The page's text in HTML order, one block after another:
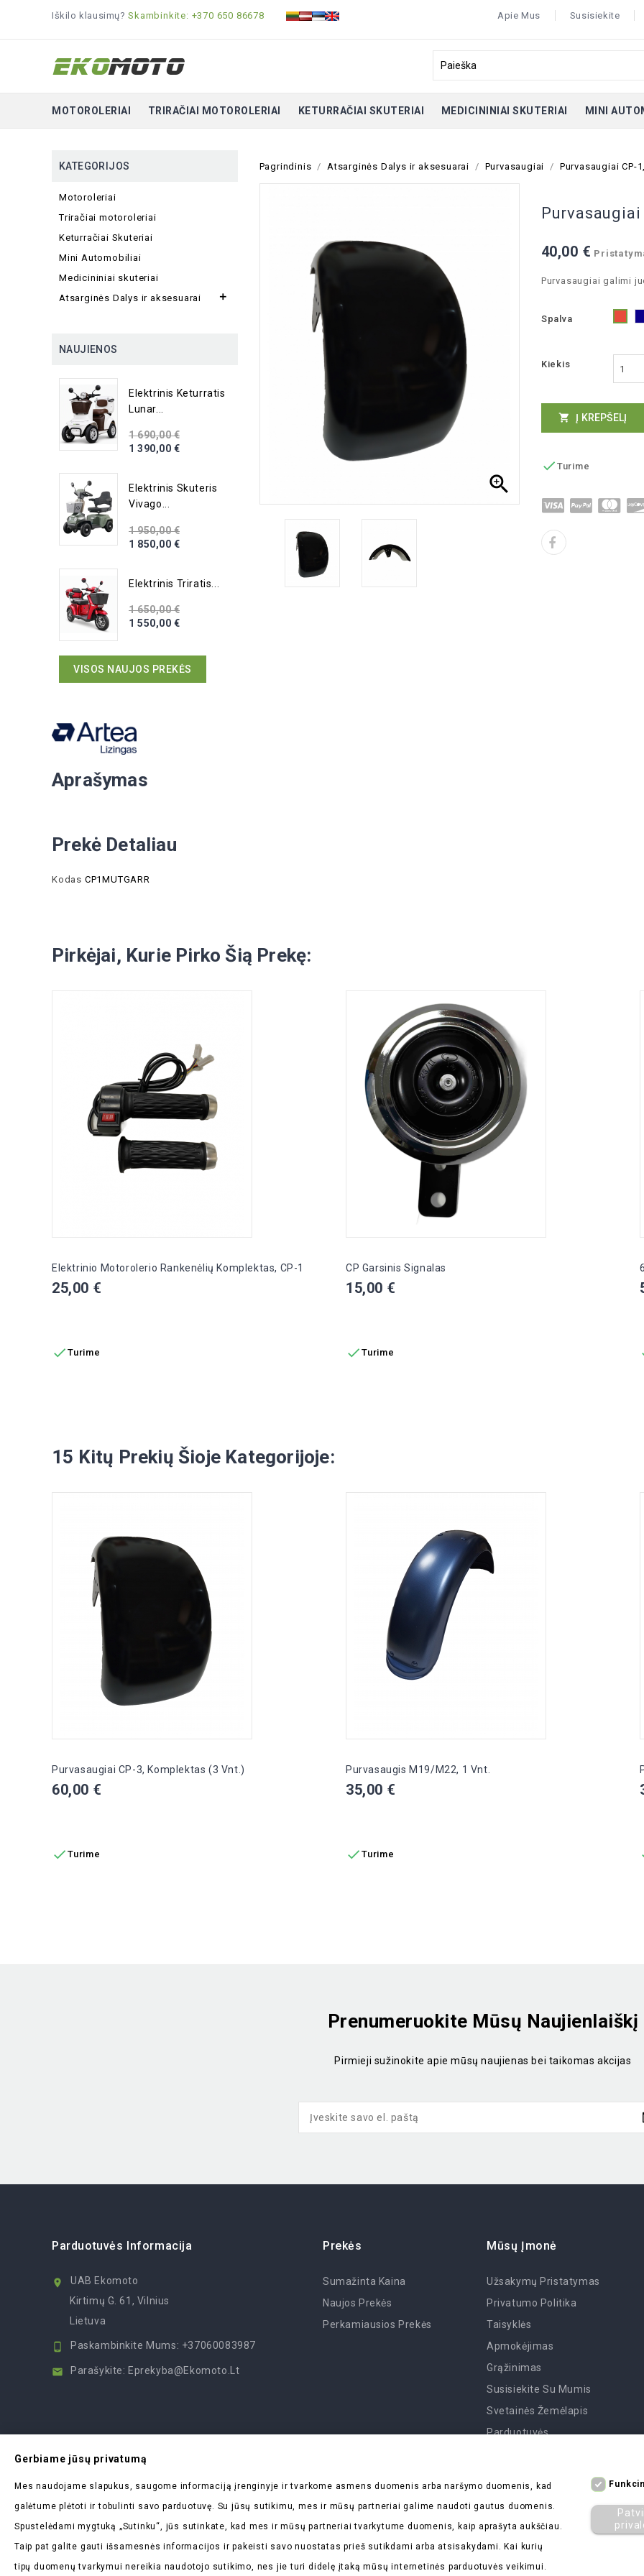
Iškilo klausimų?Skambinkite: +370 650 86678 Apie Mus Susisiekite
MOTOROLERIAI TRIRAČIAI MOTOROLERIAI KETURRAČIAI SKUTERIAI MEDICININIAI SKUTERIAI MINI
KATEGORIJOS
Motoroleriai
Triračiai motoroleriai
Keturračiai Skuteriai
Mini Automobiliai
Medicininiai skuteriai
Atsarginės Dalys ir aksesuarai

NAUJIENOS
Elektrinis Keturratis
Lunar...
1 690,00 €
1 390,00 €
Elektrinis Skuteris
Vivago...
1 950,00 €
1 850,00 €
Elektrinis Triratis...
1 650,00 €
1 550,00 €
VISOS NAUJOS PREKĖS
Pagrindinis Atsarginės Dalys ir aksesuarai Purvasaugiai Purvasaugiai CP-

40,00 €
Purvasaugiai galimi
Spalva
Kiekis
 Į KREPŠELĮ
 Turime
Aprašymas
Prekė Detaliau
Kodas CP1MUTGARR
Pirkėjai, Kurie Pirko Šią Prekę:
Elektrinio Motorolerio Rankenėlių Komplektas, CP-1
Kaina
25,00 €
 Turime
CP Garsinis Signalas
Kaina
15,00 €
 Turime
15 Kitų Prekių Šioje Kategorijoje:
Purvasaugiai CP-3, Komplektas (3 Vnt.)
Kaina
60,00 €
 Turime
Purvasaugis M19/M22, 1 Vnt.
Kaina
35,00 €
 Turime
Prenumeruokite Mūsų Naujienlaiškį
Pirmieji sužinokite apie mūsų naujienas bei taikomas akcijas
Parduotuvės Informacija

UAB Ekomoto
Kirtimų G. 61, Vilnius
Lietuva
 Paskambinkite Mums: +37060083987
 Parašykite: Eprekyba@ekomoto.lt
Prekės
Sumažinta Kaina
Naujos Prekės
Perkamiausios Prekės
Mūsų Įmonė
Užsakymų Pristatymas
Privatumo Politika
Taisyklės
Apmokėjimas
Grąžinimas
Susisiekite Su Mumis
Svetainės Žemėlapis
Parduotuvės
Gerbiame jūsų privatumą
Mes naudojame slapukus, saugome informaciją įrenginyje ir tvarkome asmens duomenis arba naršymo duomenis, kad
galėtume plėtoti ir tobulinti savo parduotuvę. Su jūsų sutikimu, mes ir mūsų partneriai galime naudoti gautus duomenis.
Spustelėdami mygtuką „Sutinku“, jūs sutinkate, kad mes ir mūsų partneriai tvarkytume duomenis, kaip aprašyta aukščiau.
Taip pat galite gauti išsamesnės informacijos ir pakeisti savo nuostatas prieš sutikdami arba atsisakydami. Kai kurių
tipų duomenų tvarkymui nereikia naudotojo sutikimo, nes jie turi didelę įtaką mūsų internetinės parduotuvės veikimui.